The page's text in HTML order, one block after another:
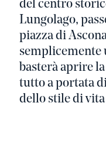
del centro
Lungolago,
piazza di
semplicemente
basterà aprire
tutto a portata
dello stile di